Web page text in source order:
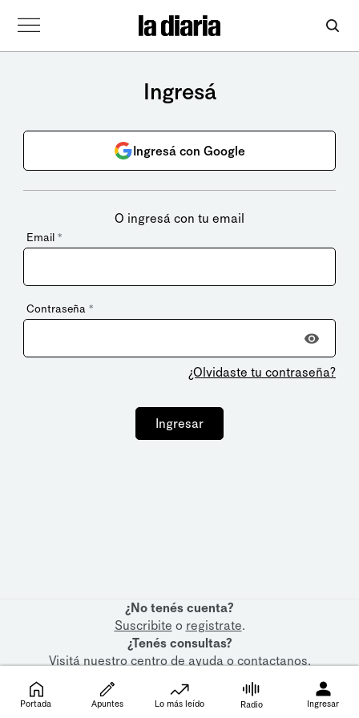
Ingresá
Ingresá con Google
O ingresá con tu email
Email *
Contraseña *
¿Olvidaste tu contraseña?
Ingresar
¿No tenés cuenta?
Suscribite o registrate.
¿Tenés consultas?
Visitá nuestrocentro de ayudaocontactanos.
Portada Apuntes Lo más leído Radio Ingresar